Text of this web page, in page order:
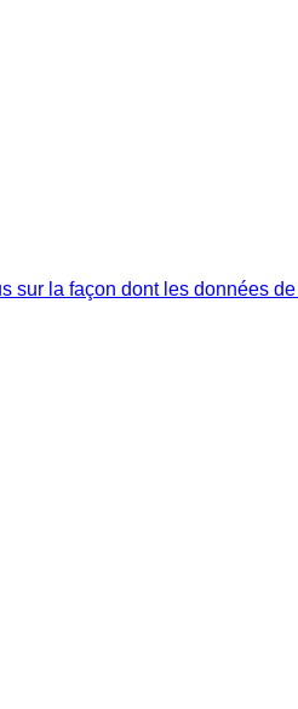
sur la façon dont les données